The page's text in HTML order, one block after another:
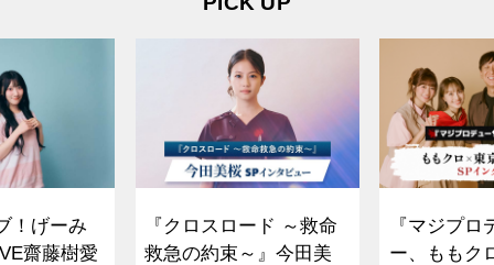
！げーみ
齋藤樹愛
『クロスロード ～救命
救急の約束～』今田美
『マジプロ
ー、ももク